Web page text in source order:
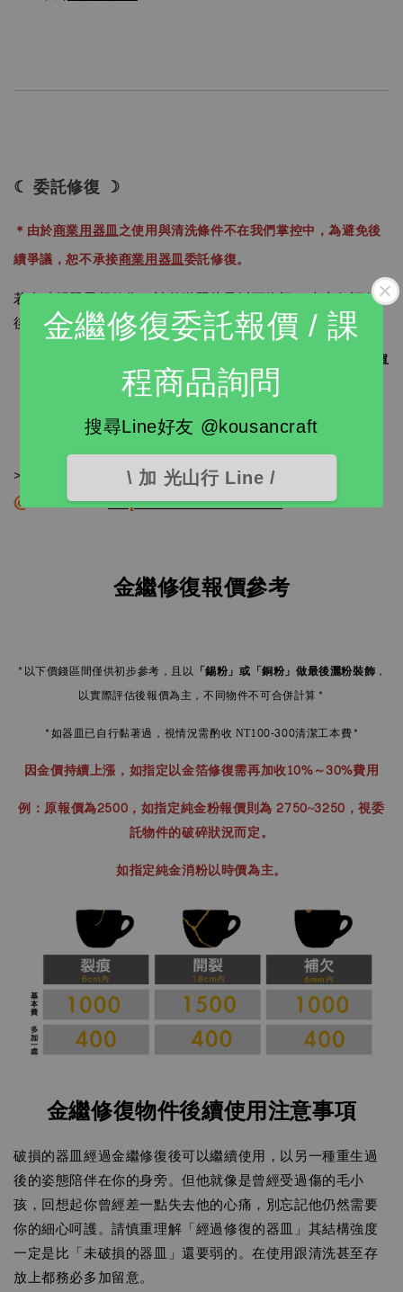
金繼修復委託報價 / 課
程商品詢問
搜尋Line好友 @kousancraft
\ 加 光山行 Line /
☾ 委託修復 ☽
＊由於商業用器皿之使用與清洗條件不在我們掌控中，為避免後
續爭議，恕不承接商業用器皿委託修復。
若有破損器皿想修復，請傳送照片及以下資訊，光山行評估
後提供修復方案及線上報價，修復完成至少需 4 個月。
物品尺寸：長__cm X 寬__cm X 高__cm ( 恕不接受單
邊超過30cm以上之物件 ）
需補欠。
>>>
line官方帳號 線上報價：
@860hsubbhttps://lin.ee/TH8CG6x
金繼修復報價參考
*以下價錢區間僅供初步參考，且以 「錫粉」或「銅粉」做最後灑粉裝飾 ，
以實際評估後報價為主，不同物件不可合併計算*
*如器皿已自行黏著過，視情況需酌收 NT100-300清潔工本費*
因金價持續上漲，如指定以金箔修復需再加收10%～30%費用
例：原報價為2500，如指定純金粉報價則為 2750~3250，視委
託物件的破碎狀況而定。
如指定純金消粉以時價為主。
金繼修復物件後續使用注意事項
破損的器皿經過金繼修復後可以繼續使用，以另一種重生過
後的姿態陪伴在你的身旁。但他就像是曾經受過傷的毛小
孩，回想起你曾經差一點失去他的心痛，別忘記他仍然需要
你的細心呵護。請慎重理解「經過修復的器皿」其結構強度
一定是比「未破損的器皿」還要弱的。在使用跟清洗甚至存
放上都務必多加留意。